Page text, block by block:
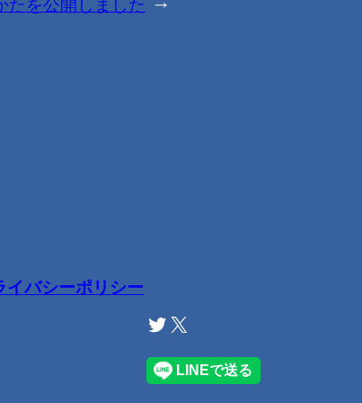
たを公開しました →
イバシーポリシー
Twitter X